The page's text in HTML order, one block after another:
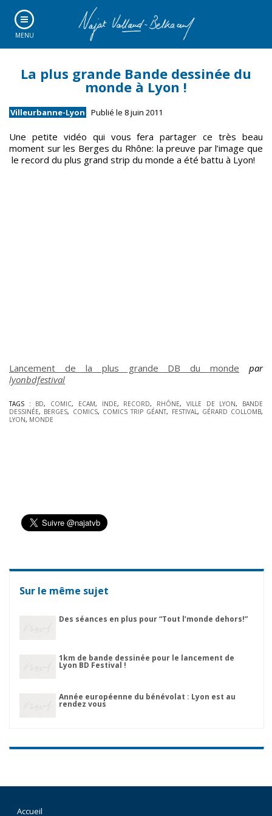
MENU
La plus grande Bande dessinée du
monde à Lyon !
Villeurbanne-Lyon Publié le 8 juin 2011
Une petite vidéo qui vous fera partager ce très beau
moment sur les Berges du Rhône: la preuve par l’image que
le record du plus grand strip du monde a été battu à Lyon!
Lancement de la plus grande DB du monde
par
lyonbdfestival
TAGS : BD, COMIC, ECAM, INDE, RECORD, RHÔNE, VILLE DE LYON, BANDE
DESSINÉE, BERGES, COMICS, COMICS TRIP GÉANT, FESTIVAL, GÉRARD COLLOMB,
LYON, MONDE
Sur le même sujet
Des séances en plus pour “Tout l’monde dehors!”
1km de bande dessinée pour le lancement de
Lyon BD Festival !
Année européenne du bénévolat : Lyon est au
rendez vous
Accueil